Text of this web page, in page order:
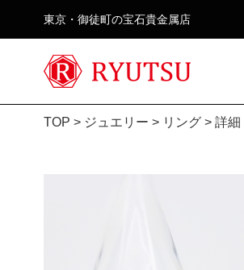
東京・御徒町の宝石貴金属店
TOP > ジュエリー > リング> 詳細